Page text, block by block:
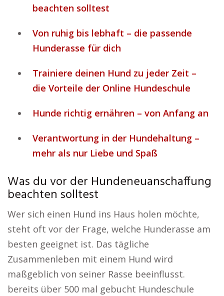
beachten solltest
Von ruhig bis lebhaft – die passende
Hunderasse für dich
Trainiere deinen Hund zu jeder Zeit –
die Vorteile der Online Hundeschule
Hunde richtig ernähren – von Anfang an
Verantwortung in der Hundehaltung –
mehr als nur Liebe und Spaß
Was du vor der Hundeneuanschaffung
beachten solltest
Wer sich einen Hund ins Haus holen möchte,
steht oft vor der Frage, welche Hunderasse am
besten geeignet ist. Das tägliche
Zusammenleben mit einem Hund wird
maßgeblich von seiner Rasse beeinflusst.
bereits über 500 mal gebucht Hundeschule